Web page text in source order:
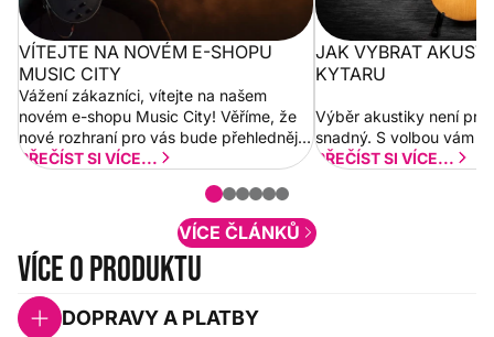
VÍTEJTE NA NOVÉM E-SHOPU
MUSIC CITY
Vážení zákazníci, vítejte na našem
novém e-shopu Music City! Věříme, že
nové rozhraní pro vás bude přehlednější
a rychlejší. Postupně budeme přidávat
PŘEČÍST SI VÍCE...
JAK VYBRAT
KYTARU
Výběr akustiky není pro
snadný. S volbou vám
PŘEČÍST SI VÍCE...
VÍCE ČLÁNKŮ
Více o produktu
DOPRAVY A PLATBY